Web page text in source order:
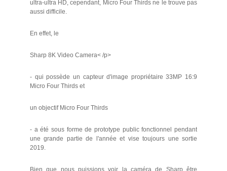
ultra-ultra HD, cependant, Micro Four Thirds ne le trouve pas
aussi difficile.
En effet, le
Sharp 8K Video Camera< /p>
- qui possède un capteur d'image propriétaire 33MP 16:9
Micro Four Thirds et
un objectif Micro Four Thirds
- a été sous forme de prototype public fonctionnel pendant
une grande partie de l'année et vise toujours une sortie
2019.
Bien que nous puissions voir la caméra de Sharp être